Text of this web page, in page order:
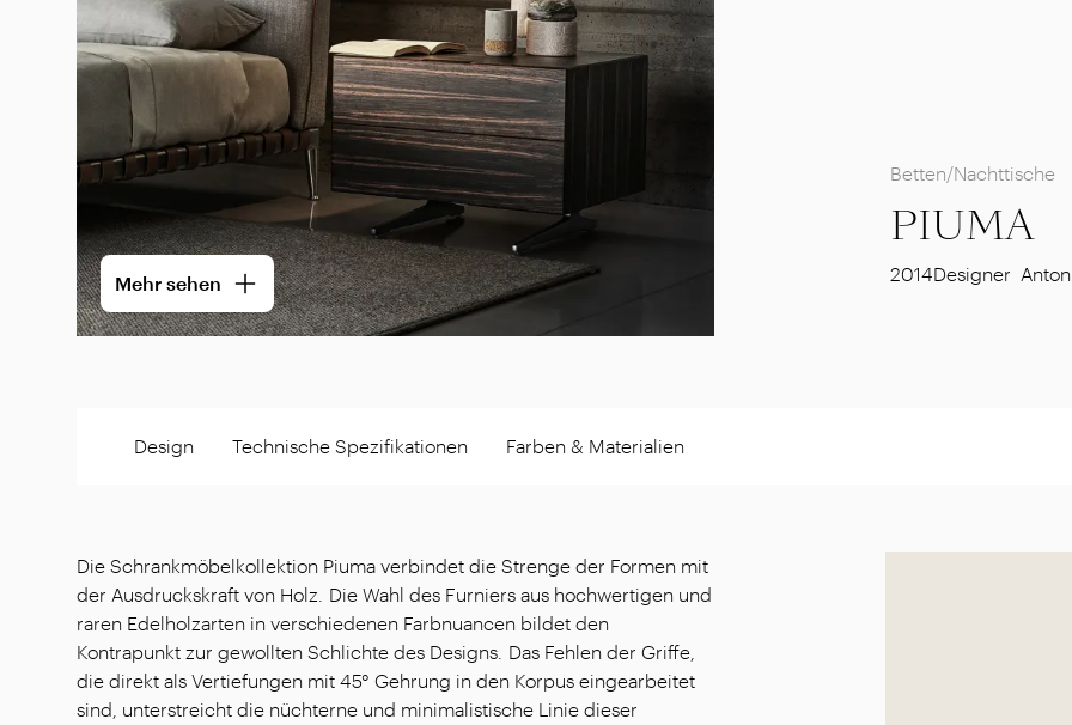
Mehr sehen
Betten/Nachttische
PIUMA
2014Designer
Design Technische Spezifikationen Farben & Materialien
Die Schrankmöbelkollektion Piuma verbindet die Strenge der Formen mit
der Ausdruckskraft von Holz. Die Wahl des Furniers aus hochwertigen und
raren Edelholzarten in verschiedenen Farbnuancen bildet den
Kontrapunkt zur gewollten Schlichte des Designs. Das Fehlen der Griffe,
die direkt als Vertiefungen mit 45° Gehrung in den Korpus eingearbeitet
sind, unterstreicht die nüchterne und minimalistische Linie dieser